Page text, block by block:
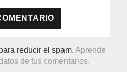
reducir el spam.Aprende
de tus comentarios.